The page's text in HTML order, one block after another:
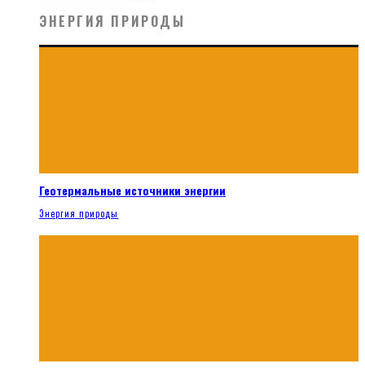
ЭНЕРГИЯ ПРИРОДЫ
Геотермальные источники энергии
Энергия природы